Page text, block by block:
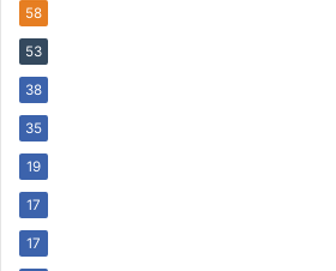
58
53
38
35
19
17
17